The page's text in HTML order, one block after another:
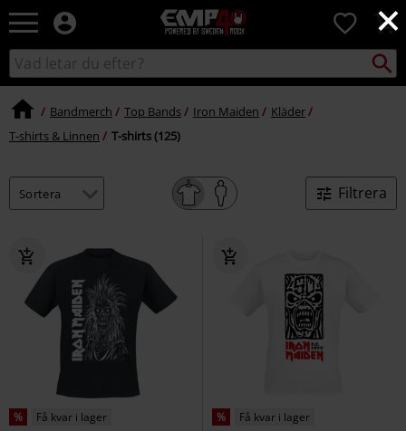
×
EMP
-
Musik,
TV
&
Mode
0
Sök
i
Sök
Bandmerch Top Bands Iron Maiden
Kläder
T-shirts & Linnen
T-shirts (125)
Filtrera
% Få kvar i lager % Få kvar i lager